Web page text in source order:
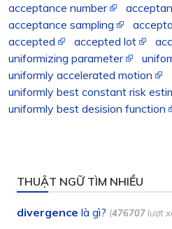
acceptance number
acceptance sampling
accepted
accepted lot
uniformizing parameter
uniformly accelerated motion
uniformly best constant risk
uniformly best desision function
THUẬT NGỮ TÌM NHIỀU
divergence là gì? (476707 lượt